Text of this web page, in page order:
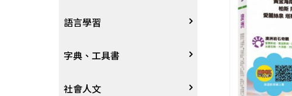
星象星座命理
四技二專大學
國考、檢定
留學考試
語言學習
英語/美語
日語
字典、工具書
字辭典
社會人文